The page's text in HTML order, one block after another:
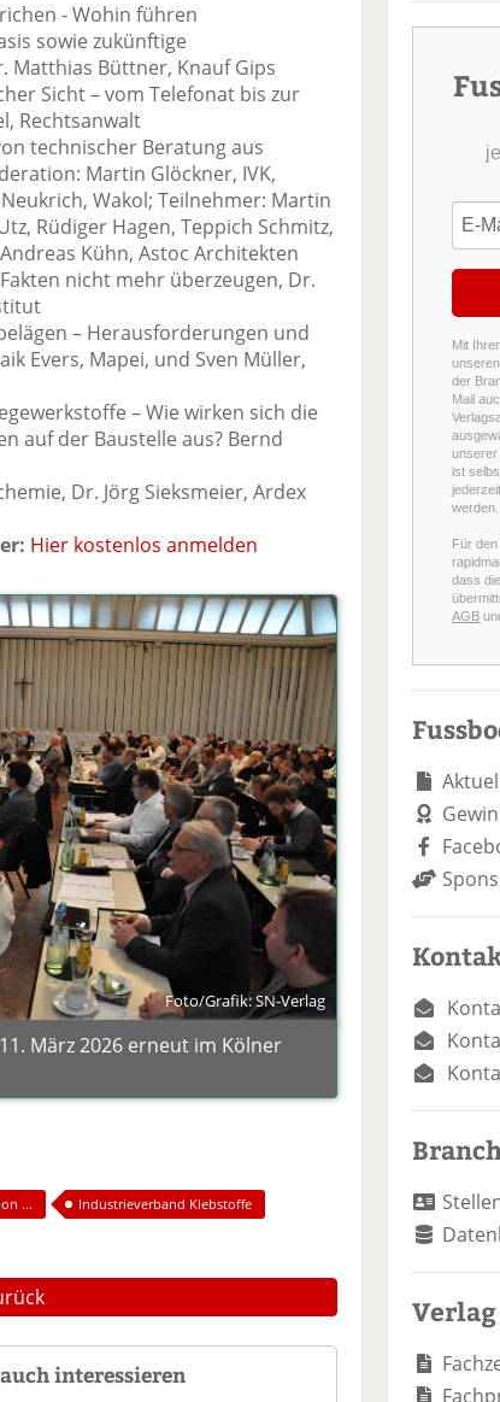
- Wohin führen
sowie zukünftige
Matthias Büttner, Knauf Gips
Sicht – vom Telefonat bis zur
Rechtsanwalt
technischer Beratung aus
Martin Glöckner, IVK,
Wakol; Teilnehmer: Martin
Rüdiger Hagen, Teppich Schmitz,
Kühn, Astoc Architekten
nicht mehr überzeugen, Dr.
– Herausforderungen und
Evers, Mapei, und Sven Müller,
– Wie wirken sich die
auf der Baustelle aus? Bernd
Dr. Jörg Sieksmeier, Ardex
Hier kostenlos anmelden
Foto/Grafik: SN-Verlag
März 2026 erneut im Kölner
... Industrieverband Klebstoffe
interessieren
Mit
der
Mail
unserer
ist
werden.
Für
dass
AGB
Verlag